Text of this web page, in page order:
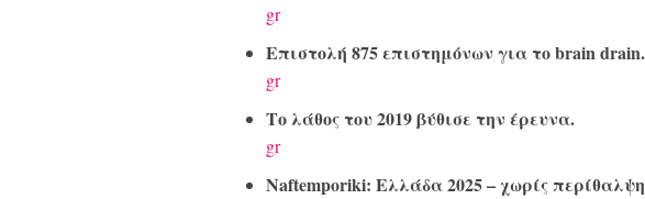
gr
Επιστολή 875 επιστημόνων για το brain drain.
gr
Το λάθος του 2019 βύθισε την έρευνα.
gr
Naftemporiki: Ελλάδα 2025 – χωρίς